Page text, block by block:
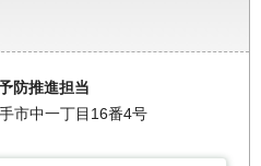
防推進担当
市中一丁目16番4号